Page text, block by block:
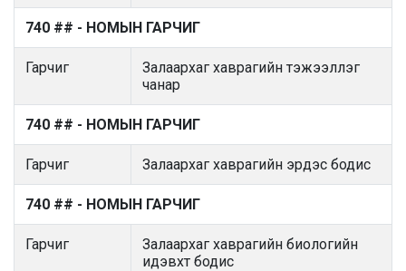
740 ## - НОМЫН ГАРЧИГ
Гарчиг
Залаархаг хаврагийн тэжээллэг
чанар
740 ## - НОМЫН ГАРЧИГ
Гарчиг Залаархаг хаврагийн эрдэс бодис
740 ## - НОМЫН ГАРЧИГ
Гарчиг
Залаархаг хаврагийн биологийн
идэвхт бодис